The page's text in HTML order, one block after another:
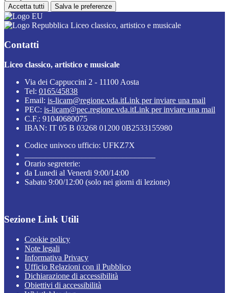
Accetta tutti Salva le preferenze
Liceo classico, artistico e musicale
Contatti
Liceo classico, artistico e musicale
Via dei Cappuccini 2 - 11100 Aosta
Tel: 0165/45838
Email: is-licam@regione.vda.itLink per inviare una mail
PEC: is-licam@pec.regione.vda.itLink per inviare una mail
C.F.: 91040680075
IBAN: IT 05 B 03268 01200 0B2533155980
Codice univoco ufficio: UFKZ7X
Orario segreterie:
da Lunedi al Venerdi 9:00/14:00
Sabato 9:00/12:00 (solo nei giorni di lezione)
Sezione Link Utili
Cookie policy
Note legali
Informativa Privacy
Ufficio Relazioni con il Pubblico
Dichiarazione di accessibilità
Obiettivi di accessibilità